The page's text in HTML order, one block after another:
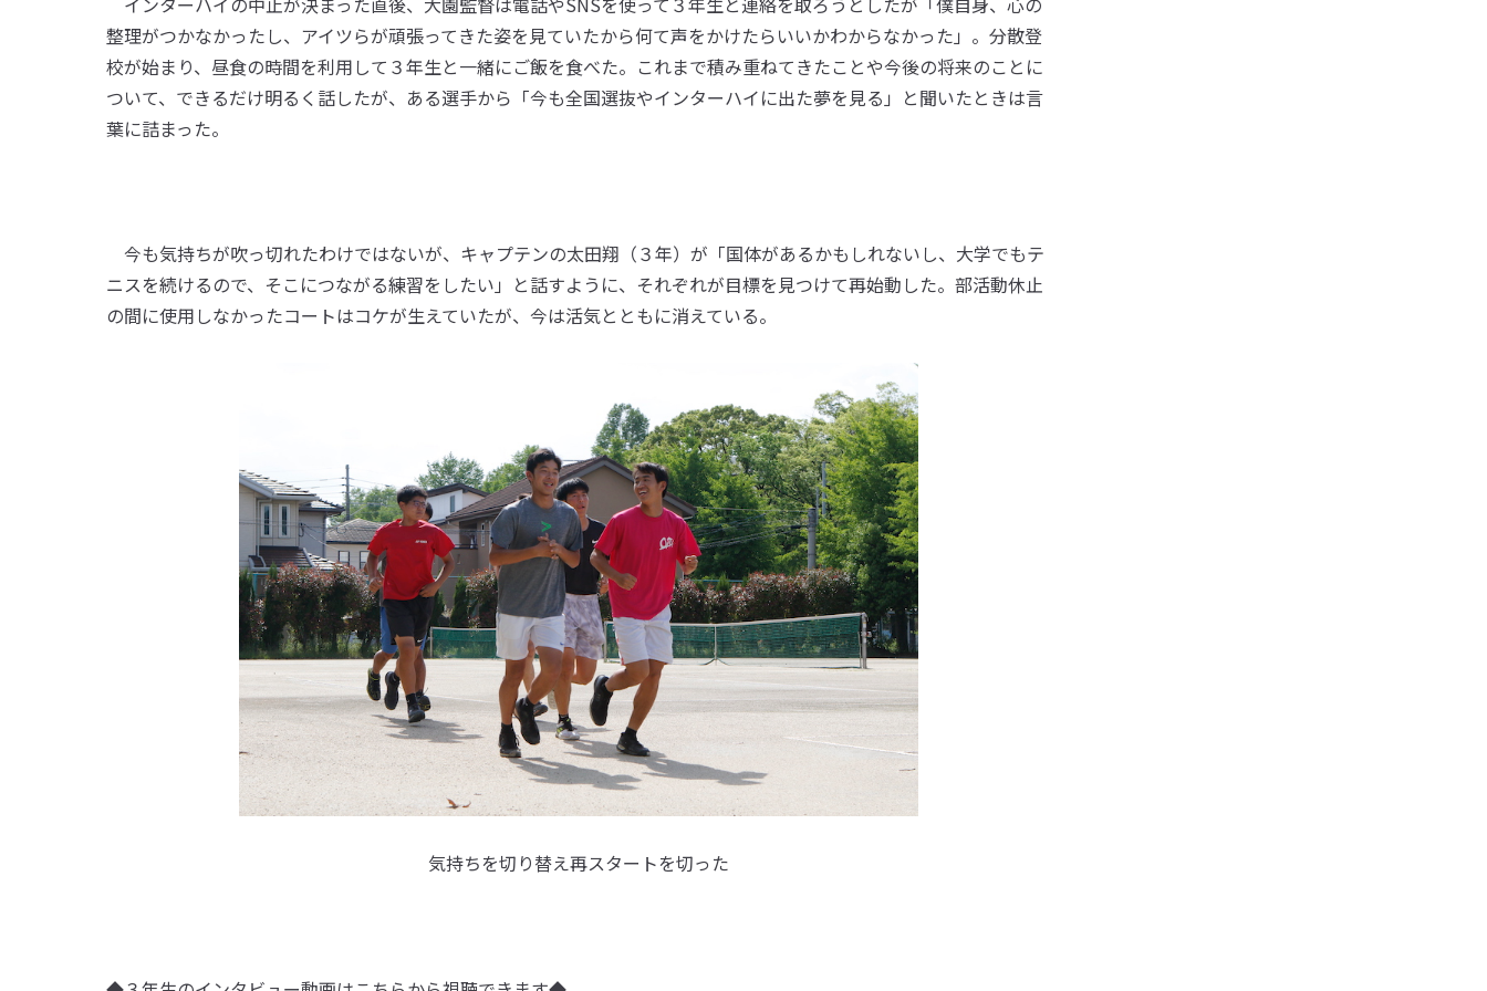
整理がつかなかったし、アイツらが頑張ってきた姿を見ていたから何て声をかけたらいいかわからなかった」。分散登
校が始まり、昼食の時間を利用して３年生と一緒にご飯を食べた。これまで積み重ねてきたことや今後の将来のことに
ついて、できるだけ明るく話したが、ある選手から「今も全国選抜やインターハイに出た夢を見る」と聞いたときは言
葉に詰まった。
今も気持ちが吹っ切れたわけではないが、キャプテンの太田翔（３年）が「国体があるかもしれないし、大学でもテ
ニスを続けるので、そこにつながる練習をしたい」と話すように、それぞれが目標を見つけて再始動した。部活動休止
の間に使用しなかったコートはコケが生えていたが、今は活気とともに消えている。
気持ちを切り替え再スタートを切った